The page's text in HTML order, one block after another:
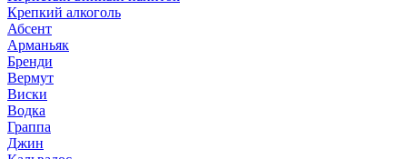
Крепкий алкоголь
Абсент
Арманьяк
Бренди
Вермут
Виски
Водка
Граппа
Джин